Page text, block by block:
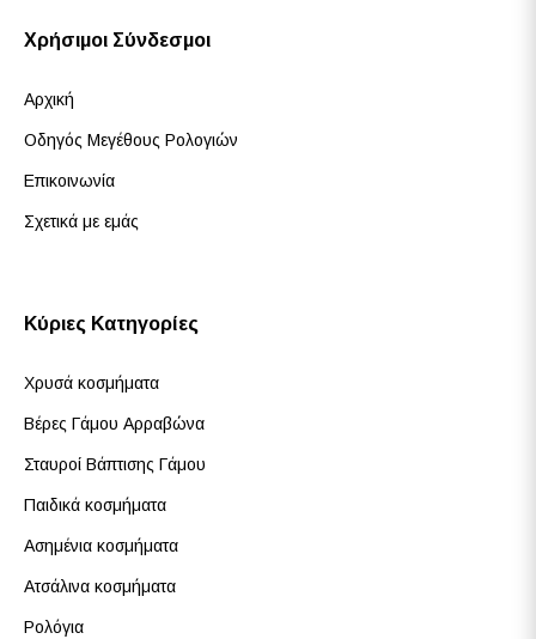
Χρήσιμοι Σύνδεσμοι
Αρχική
Οδηγός Μεγέθους Ρολογιών
Επικοινωνία
Σχετικά με εμάς
Κύριες Κατηγορίες
Χρυσά κοσμήματα
Βέρες Γάμου Αρραβώνα
Σταυροί Βάπτισης Γάμου
Παιδικά κοσμήματα
Ασημένια κοσμήματα
Ατσάλινα κοσμήματα
Ρολόγια